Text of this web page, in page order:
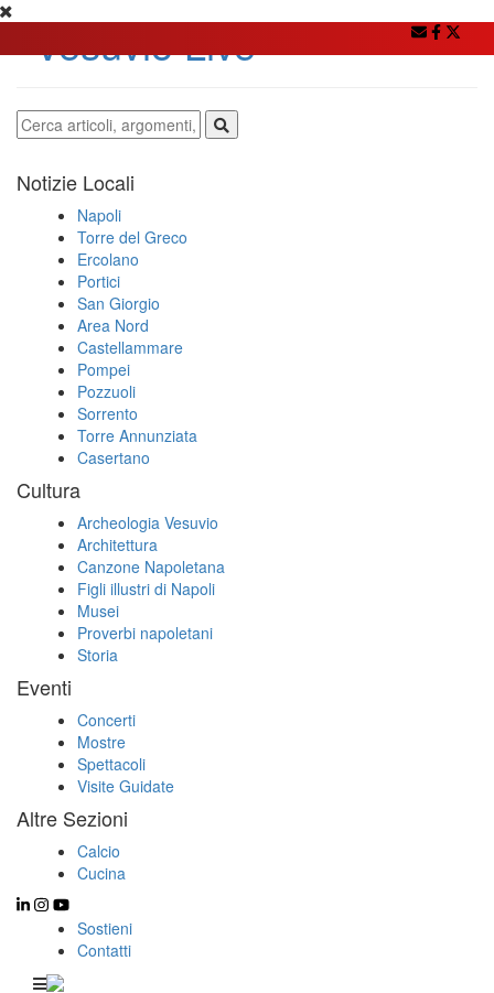
Notizie Locali
Napoli
Torre del Greco
Ercolano
Portici
San Giorgio
Area Nord
Castellammare
Pompei
Pozzuoli
Sorrento
Torre Annunziata
Casertano
Cultura
Archeologia Vesuvio
Architettura
Canzone Napoletana
Figli illustri di Napoli
Musei
Proverbi napoletani
Storia
Eventi
Concerti
Mostre
Spettacoli
Visite Guidate
Altre Sezioni
Calcio
Cucina
Sostieni
Contatti